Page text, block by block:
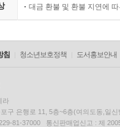
대금 환불 및 환불 지연에
침 청소년보호정책 도서홍보안내
라
구 은행로 11, 5층~6층(여의도동,일신
81-37000 통신판매업신고 : 제